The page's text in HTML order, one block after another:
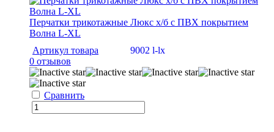
Перчатки трикотажные Люкс х/б с ПВХ покрытием
Волна L-XL
Артикул товара
9002 l-lx
0 отзывов
Сравнить